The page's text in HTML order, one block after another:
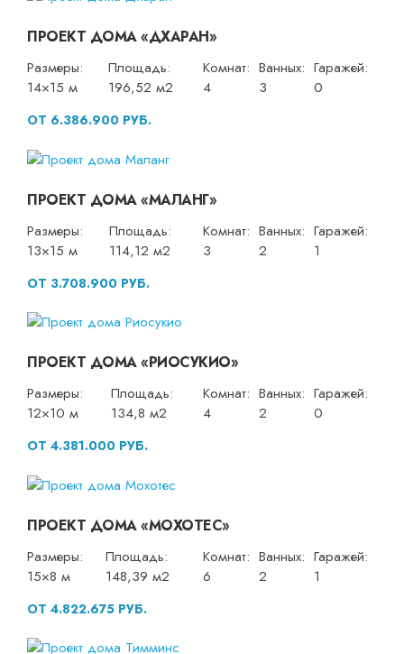
ПРОЕКТ ДОМА «ДХАРАН»
Размеры:
14×15 м
Площадь:
196,52 м2
Комнат:
4
Ванных:
3
Гаражей:
0
ОТ 6.386.900 РУБ.
ПРОЕКТ ДОМА «МАЛАНГ»
Размеры:
13×15 м
Площадь:
114,12 м2
Комнат:
3
Ванных:
2
Гаражей:
1
ОТ 3.708.900 РУБ.
ПРОЕКТ ДОМА «РИОСУКИО»
Размеры:
12×10 м
Площадь:
134,8 м2
Комнат:
4
Ванных:
2
Гаражей:
0
ОТ 4.381.000 РУБ.
ПРОЕКТ ДОМА «МОХОТЕС»
Размеры:
15×8 м
Площадь:
148,39 м2
Комнат:
6
Ванных:
2
Гаражей:
1
ОТ 4.822.675 РУБ.